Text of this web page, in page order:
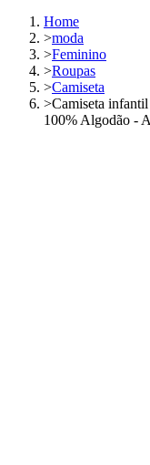
Home
>moda
>Feminino
>Roupas
>Camiseta
>Camiseta
100% Algodão -